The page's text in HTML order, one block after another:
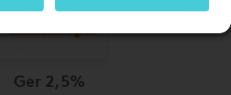
Ger 2,5%